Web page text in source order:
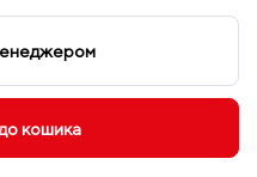
кошика